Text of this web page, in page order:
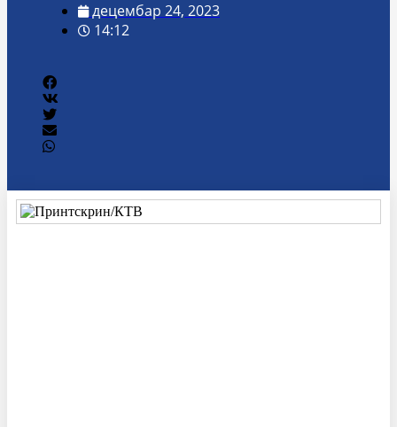
децембар 24, 2023
14:12